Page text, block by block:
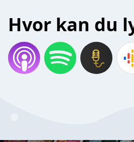
Hvor kan du